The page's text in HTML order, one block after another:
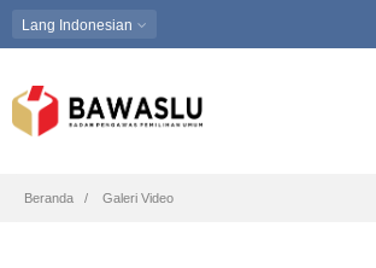
Lang Indonesian
Breadcrumb
Beranda Galeri Video